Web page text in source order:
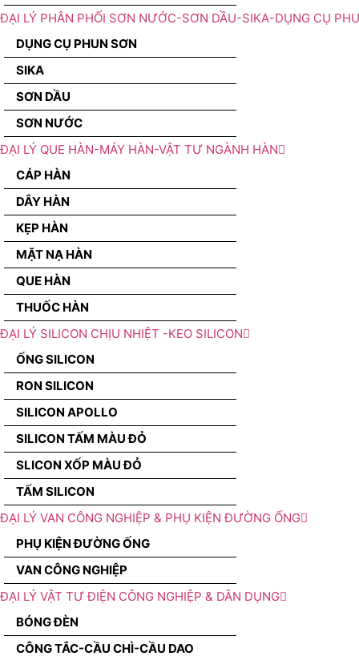
ĐẠI LÝ PHÂN PHỐI SƠN NƯỚC-SƠN DẦU-SIKA-DỤNG CỤ
DỤNG CỤ PHUN SƠN
SIKA
SƠN DẦU
SƠN NƯỚC
ĐẠI LÝ QUE HÀN-MÁY HÀN-VẬT TƯ NGÀNH HÀN
CÁP HÀN
DÂY HÀN
KẸP HÀN
MẶT NẠ HÀN
QUE HÀN
THUỐC HÀN
ĐẠI LÝ SILICON CHỊU NHIỆT -KEO SILICON
ỐNG SILICON
RON SILICON
SILICON APOLLO
SILICON TẤM MÀU ĐỎ
SLICON XỐP MÀU ĐỎ
TẤM SILICON
ĐẠI LÝ VAN CÔNG NGHIỆP & PHỤ KIỆN ĐƯỜNG ỐNG
PHỤ KIỆN ĐƯỜNG ỐNG
VAN CÔNG NGHIỆP
ĐẠI LÝ VẬT TƯ ĐIỆN CÔNG NGHIỆP & DÂN DỤNG
BÓNG ĐÈN
CÔNG TẮC-CẦU CHÌ-CẦU DAO